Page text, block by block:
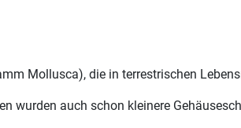
Mollusca), die in terrestrischen
wurden auch schon kleinere